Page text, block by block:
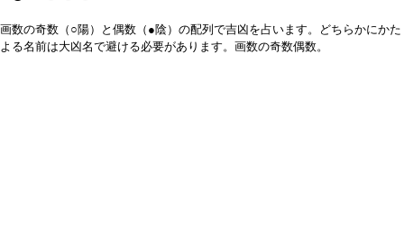
画数の奇数（○陽）と偶数（●陰）の配列で吉凶を占います。どちらかにかた
よる名前は大凶名で避ける必要があります。画数の奇数偶数。